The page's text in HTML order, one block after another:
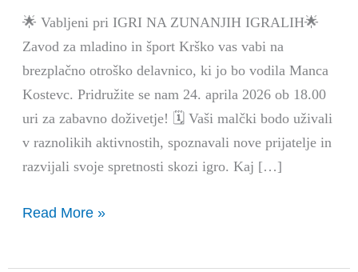
🌟 Vabljeni pri IGRI NA ZUNANJIH IGRALIH🌟
Zavod za mladino in šport Krško vas vabi na
brezplačno otroško delavnico, ki jo bo vodila Manca
Kostevc. Pridružite se nam 24. aprila 2026 ob 18.00
uri za zabavno doživetje! 🗓️ Vaši malčki bodo uživali
v raznolikih aktivnostih, spoznavali nove prijatelje in
razvijali svoje spretnosti skozi igro. Kaj […]
igra
na
zunanjih
igralih
Read More »